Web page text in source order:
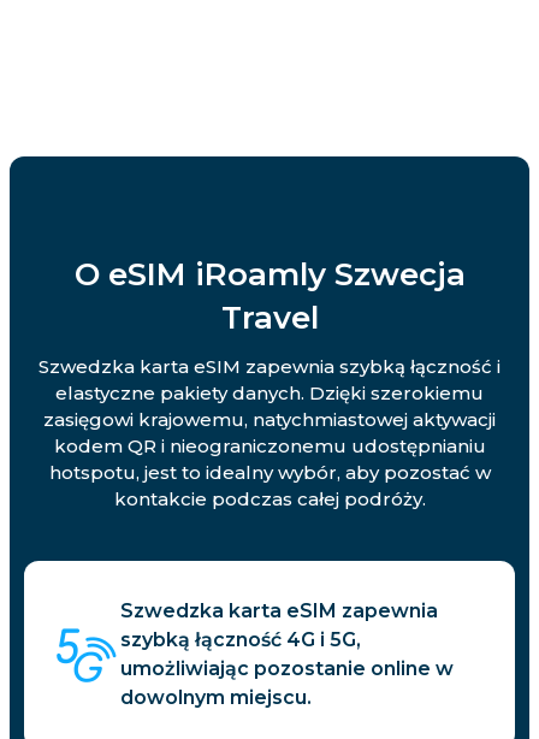
O eSIM iRoamly Szwecja
Travel
Szwedzka karta eSIM zapewnia szybką łączność i
elastyczne pakiety danych. Dzięki szerokiemu
zasięgowi krajowemu, natychmiastowej aktywacji
kodem QR i nieograniczonemu udostępnianiu
hotspotu, jest to idealny wybór, aby pozostać w
kontakcie podczas całej podróży.
Szwedzka karta eSIM zapewnia
szybką łączność 4G i 5G,
umożliwiając pozostanie online w
dowolnym miejscu.